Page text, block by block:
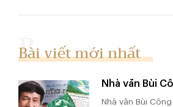
Bài viết mới nhất
Nhà văn Bùi
Nhà văn Bùi